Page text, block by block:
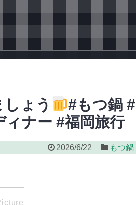
ょう
#もつ鍋 #
ィナー #福岡旅行
2026/6/22 もつ鍋